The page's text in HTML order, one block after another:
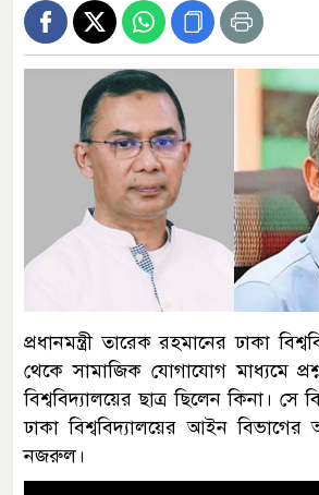
প্রধানমন্ত্রী তারেক রহমানের ঢাকা
থেকে সামাজিক যোগাযোগ মাধ্যমে
বিশ্ববিদ্যালয়ের ছাত্র ছিলেন কিনা। সে
ঢাকা বিশ্ববিদ্যালয়ের আইন
নজরুল।